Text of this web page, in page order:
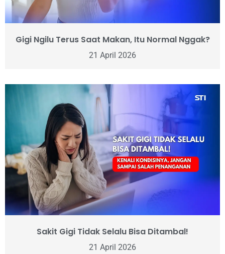
Gigi Ngilu Terus Saat Makan, Itu Normal Nggak?
21 April 2026
Sakit Gigi Tidak Selalu Bisa Ditambal!
21 April 2026